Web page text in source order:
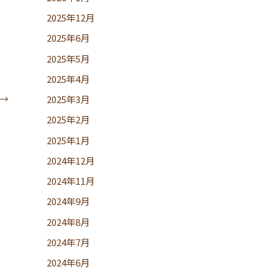
→
2025年12月
2025年6月
2025年5月
2025年4月
2025年3月
2025年2月
2025年1月
2024年12月
2024年11月
2024年9月
2024年8月
2024年7月
2024年6月